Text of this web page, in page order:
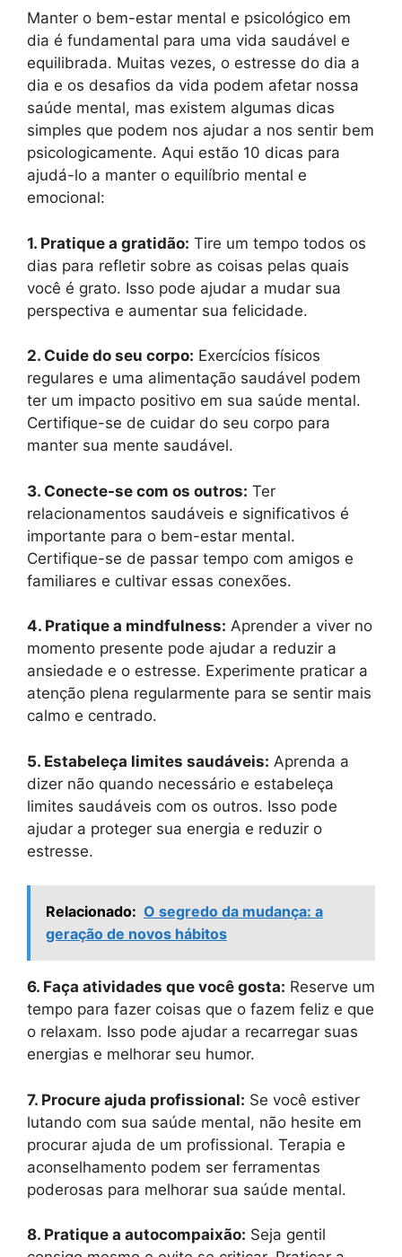
Manter o bem-estar mental e psicológico em
dia é fundamental para uma vida saudável e
equilibrada. Muitas vezes, o estresse do dia a
dia e os desafios da vida podem afetar nossa
saúde mental, mas existem algumas dicas
simples que podem nos ajudar a nos sentir bem
psicologicamente. Aqui estão 10 dicas para
ajudá-lo a manter o equilíbrio mental e
emocional:
1. Pratique a gratidão: Tire um tempo todos os
dias para refletir sobre as coisas pelas quais
você é grato. Isso pode ajudar a mudar sua
perspectiva e aumentar sua felicidade.
2. Cuide do seu corpo: Exercícios físicos
regulares e uma alimentação saudável podem
ter um impacto positivo em sua saúde mental.
Certifique-se de cuidar do seu corpo para
manter sua mente saudável.
3. Conecte-se com os outros: Ter
relacionamentos saudáveis ​​e significativos é
importante para o bem-estar mental.
Certifique-se de passar tempo com amigos e
familiares e cultivar essas conexões.
4. Pratique a mindfulness: Aprender a viver no
momento presente pode ajudar a reduzir a
ansiedade e o estresse. Experimente praticar a
atenção plena regularmente para se sentir mais
calmo e centrado.
5. Estabeleça limites saudáveis: Aprenda a
dizer não quando necessário e estabeleça
limites saudáveis ​​com os outros. Isso pode
ajudar a proteger sua energia e reduzir o
estresse.
Relacionado: O segredo da mudança: a
geração de novos hábitos
6. Faça atividades que você gosta: Reserve um
tempo para fazer coisas que o fazem feliz e que
o relaxam. Isso pode ajudar a recarregar suas
energias e melhorar seu humor.
7. Procure ajuda profissional: Se você estiver
lutando com sua saúde mental, não hesite em
procurar ajuda de um profissional. Terapia e
aconselhamento podem ser ferramentas
poderosas para melhorar sua saúde mental.
8. Pratique a autocompaixão: Seja gentil